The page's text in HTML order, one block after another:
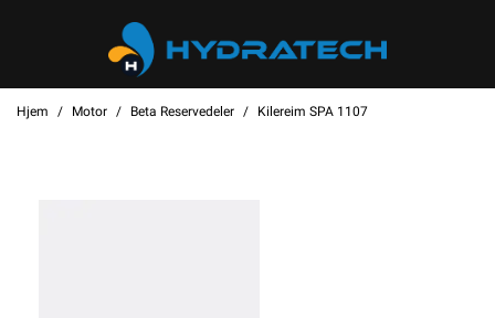
Hjem Motor Beta Reservedeler Kilereim SPA 1107